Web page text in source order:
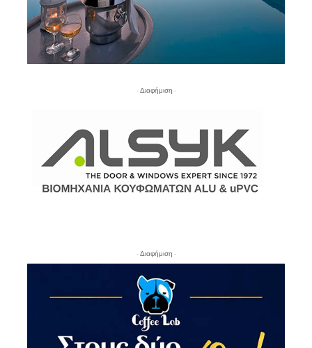
- Διαφήμιση -
- Διαφήμιση -